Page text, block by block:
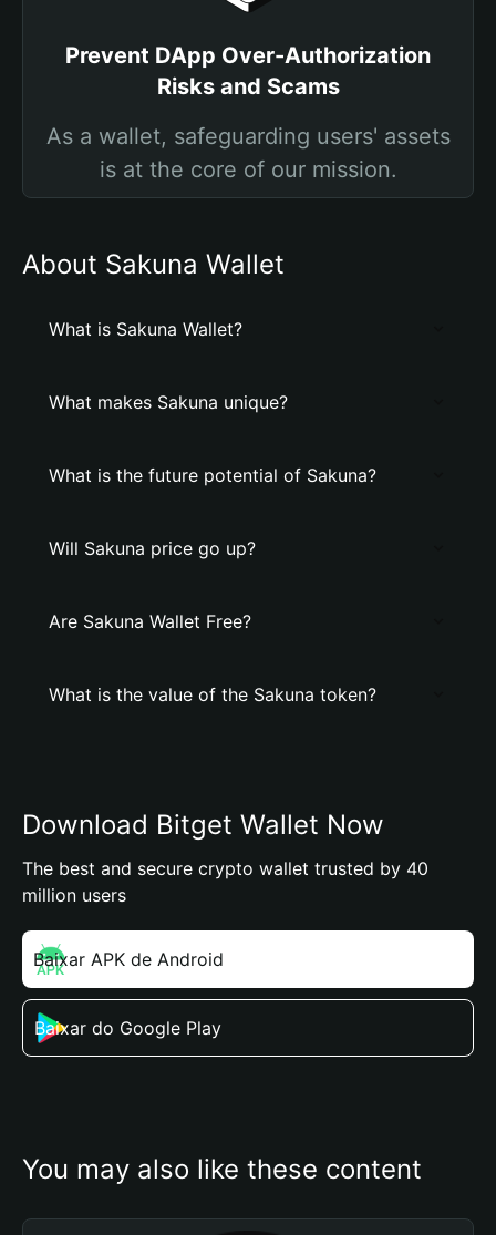
Prevent DApp Over-Authorization
Risks and Scams
As a wallet, safeguarding users' assets
is at the core of our mission.
About Sakuna Wallet
What is Sakuna Wallet?
What makes Sakuna unique?
What is the future potential of Sakuna?
Will Sakuna price go up?
Are Sakuna Wallet Free?
What is the value of the Sakuna token?
Download Bitget Wallet Now
The best and secure crypto wallet trusted by 40
million users
Baixar APK de Android
Baixar do Google Play
You may also like these content